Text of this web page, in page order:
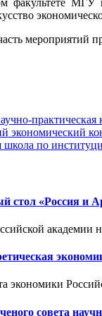
факультете
мероприятий
экономический
школа по
стол «Россия и
академии
экономики
совета